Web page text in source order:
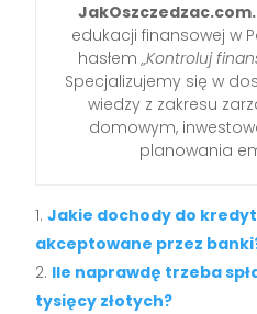
edukacji finansowej w
hasłem„Kontroluj
Specjalizujemy się w
wiedzy z zakresu
domowym,
planowania
Jakie dochody do
akceptowane przez
Ile naprawdę trzeba
tysięcy złotych?